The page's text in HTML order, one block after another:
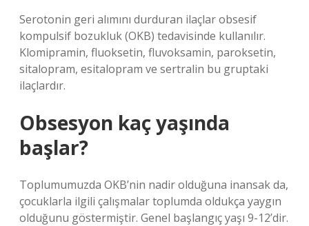
Serotonin geri alımını durduran ilaçlar obsesif
kompulsif bozukluk (OKB) tedavisinde kullanılır.
Klomipramin, fluoksetin, fluvoksamin, paroksetin,
sitalopram, esitalopram ve sertralin bu gruptaki
ilaçlardır.
Obsesyon kaç yaşında
başlar?
Toplumumuzda OKB’nin nadir olduğuna inansak da,
çocuklarla ilgili çalışmalar toplumda oldukça yaygın
olduğunu göstermiştir. Genel başlangıç ​​yaşı 9-12’dir.